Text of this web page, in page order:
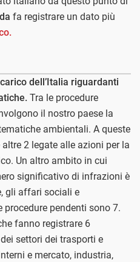
fa registrare un dato più
dell’Italia riguardanti
Tra le procedure
il nostro paese la
ambientali. A queste
2 legate alle azioni per la
Un altro ambito in cui
significativo di infrazioni è
gli affari sociali e
procedure pendenti sono 7.
fanno registrare 6
settori dei trasporti e
e mercato, industria,